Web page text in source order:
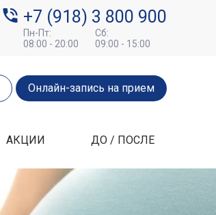
+7 (918) 3 800 900
Пн-Пт:
08:00 - 20:00
Сб:
09:00 - 15:00
Онлайн-запись на прием
АКЦИИ ДО / ПОСЛЕ